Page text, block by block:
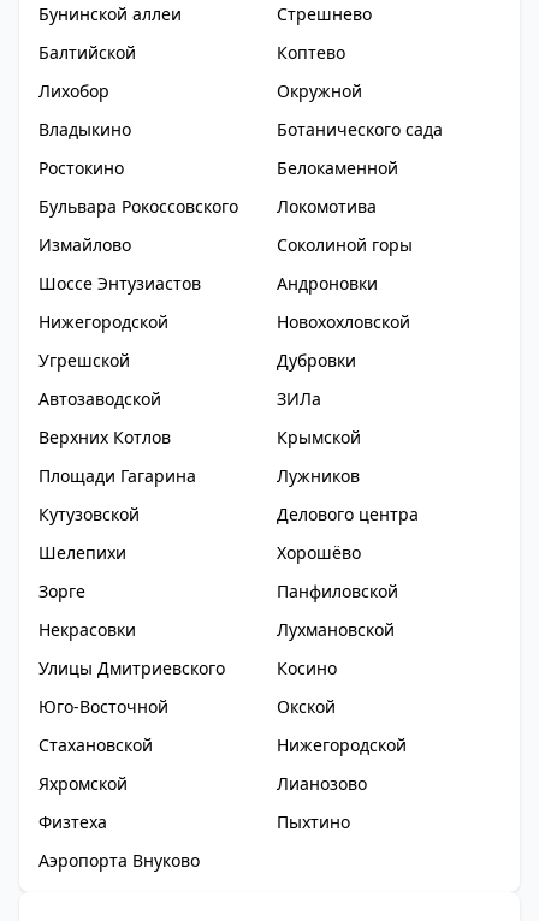
Бунинской аллеи
Стрешнево
Балтийской
Коптево
Лихобор
Окружной
Владыкино
Ботанического сада
Ростокино
Белокаменной
Бульвара Рокоссовского
Локомотива
Измайлово
Соколиной горы
Шоссе Энтузиастов
Андроновки
Нижегородской
Новохохловской
Угрешской
Дубровки
Автозаводской
ЗИЛа
Верхних Котлов
Крымской
Площади Гагарина
Лужников
Кутузовской
Делового центра
Шелепихи
Хорошёво
Зорге
Панфиловской
Некрасовки
Лухмановской
Улицы Дмитриевского
Косино
Юго-Восточной
Окской
Стахановской
Нижегородской
Яхромской
Лианозово
Физтеха
Пыхтино
Аэропорта Внуково